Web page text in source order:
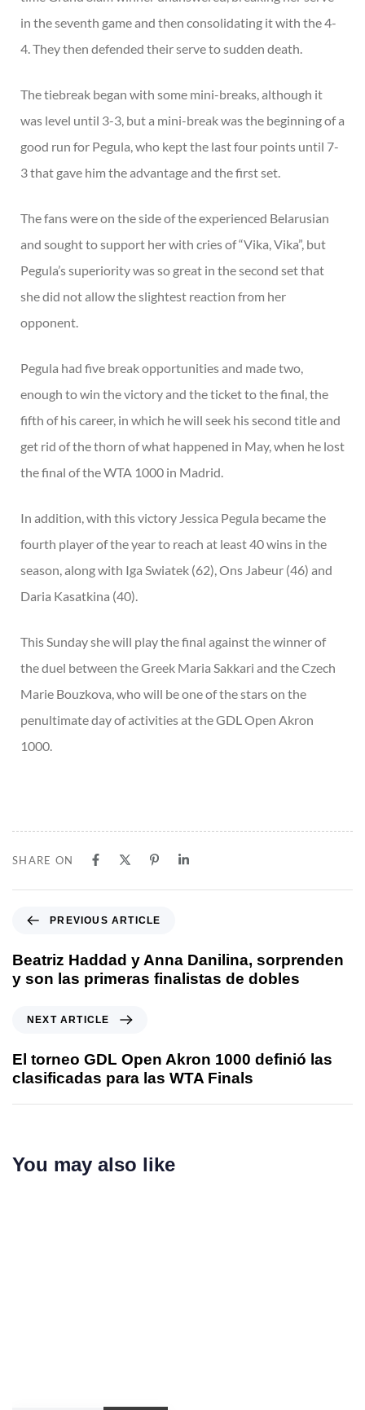
in the seventh game and then consolidating it with the 4-
4. They then defended their serve to sudden death.
The tiebreak began with some mini-breaks, although it
was level until 3-3, but a mini-break was the beginning of a
good run for Pegula, who kept the last four points until 7-
3 that gave him the advantage and the first set.
The fans were on the side of the experienced Belarusian
and sought to support her with cries of “Vika, Vika”, but
Pegula’s superiority was so great in the second set that
she did not allow the slightest reaction from her
opponent.
Pegula had five break opportunities and made two,
enough to win the victory and the ticket to the final, the
fifth of his career, in which he will seek his second title and
get rid of the thorn of what happened in May, when he lost
the final of the WTA 1000 in Madrid.
In addition, with this victory Jessica Pegula became the
fourth player of the year to reach at least 40 wins in the
season, along with Iga Swiatek (62), Ons Jabeur (46) and
Daria Kasatkina (40).
This Sunday she will play the final against the winner of
the duel between the Greek Maria Sakkari and the Czech
Marie Bouzkova, who will be one of the stars on the
penultimate day of activities at the GDL Open Akron
1000.
SHARE ON
PREVIOUS ARTICLE
Beatriz Haddad y Anna Danilina, sorprenden
y son las primeras finalistas de dobles
NEXT ARTICLE
El torneo GDL Open Akron 1000 definió las
clasificadas para las WTA Finals
You may also like